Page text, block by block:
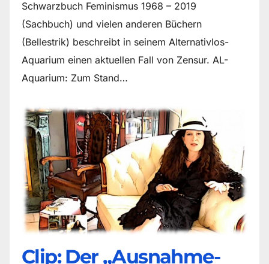
Schwarzbuch Feminismus 1968 – 2019
(Sachbuch) und vielen anderen Büchern
(Bellestrik) beschreibt in seinem Alternativlos-
Aquarium einen aktuellen Fall von Zensur. AL-
Aquarium: Zum Stand…
Clip: Der „Ausnahme-